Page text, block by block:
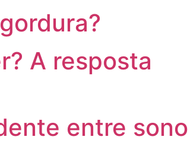
A resposta
entre sono